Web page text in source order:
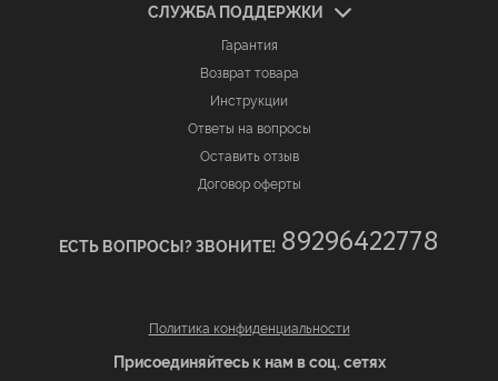
СЛУЖБА ПОДДЕРЖКИ
Гарантия
Возврат товара
Инструкции
Ответы на вопросы
Оставить отзыв
Договор оферты
ЕСТЬ ВОПРОСЫ? ЗВОНИТЕ! 89296422778
Политика конфиденциальности
Присоединяйтесь к нам в соц. сетях